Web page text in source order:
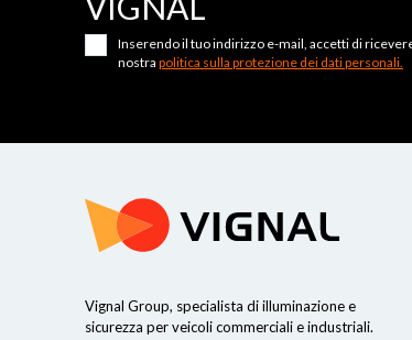
Inserendo il tuo indirizzo e-mail, accetti di
nostra politica sulla protezione dei dati personali.
Vignal Group, specialista di illuminazione e
sicurezza per veicoli commerciali e industriali.